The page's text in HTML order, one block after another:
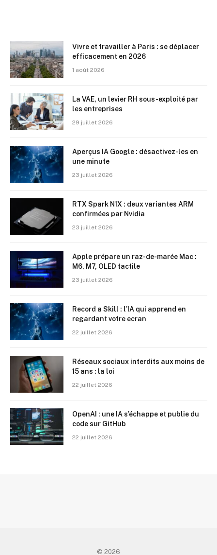
Vivre et travailler à Paris : se déplacer
efficacement en 2026
1 août 2026
La VAE, un levier RH sous-exploité par
les entreprises
29 juillet 2026
Aperçus IA Google : désactivez-les en
une minute
23 juillet 2026
RTX Spark N1X : deux variantes ARM
confirmées par Nvidia
23 juillet 2026
Apple prépare un raz-de-marée Mac :
M6, M7, OLED tactile
23 juillet 2026
Record a Skill : l’IA qui apprend en
regardant votre ecran
22 juillet 2026
Réseaux sociaux interdits aux moins de
15 ans : la loi
22 juillet 2026
OpenAI : une IA s’échappe et publie du
code sur GitHub
22 juillet 2026
© 2026